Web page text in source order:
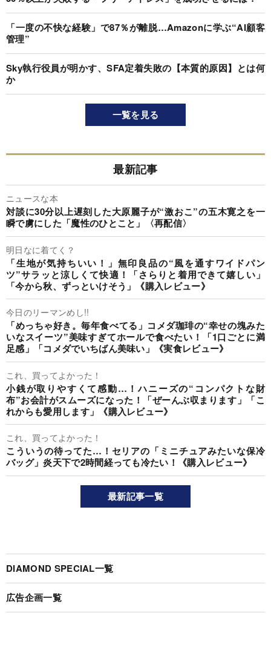
「一度の不快な経験」で87％が離脱…Amazonに学ぶ“AI顧客
管理”
Sky執行役員が明かす、SFA定着失敗の【本質的原因】とは何
か
一覧を見る
最新記事
ニュースな本
対談に30分以上遅刻した大原麗子が“激おこ”の五木寛之を一
瞬で虜にした「魔性のひとこと」〈再配信〉
明日なに着てく？
「生地が気持ちいい！」無印良品の“風を通すワイドパン
ツ”サラッと涼しくて快適！「さらりと着用できて嬉しい」
「今から秋、ずっといけそう」《購入レビュー》
今日のリーマンめし!!
「めっちゃ好き。毎年食べてる」コメダ珈琲の“幸せの塊みた
いなスイーツ”美味すぎてホールで食べたい！「1口ごとに満
足感」「コメダでいちばん美味い」《実食レビュー》
これ、買ってよかった！
小銭が取りやすくて感動…！ハニーズの“コンパクトな財
布”お会計がスムーズになった！「ぜーんぶ収まります」「こ
れからも愛用します」《購入レビュー》
これ、買ってよかった！
こういうの待ってた…！セリアの「ミニチュアみたいな保冷
バッグ」炎天下で2時間経っても冷たい！《購入レビュー》
最新記事一覧
DIAMOND SPECIAL一覧
広告企画一覧